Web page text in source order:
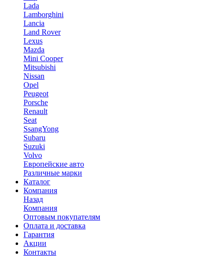
Lada
Lamborghini
Lancia
Land Rover
Lexus
Mazda
Mini Cooper
Mitsubishi
Nissan
Opel
Peugeot
Porsche
Renault
Seat
SsangYong
Subaru
Suzuki
Volvo
Европейские авто
Различные марки
Каталог
Компания
Назад
Компания
Оптовым покупателям
Оплата и доставка
Гарантия
Акции
Контакты